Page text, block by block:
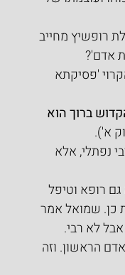
רופשיץ מחייב
אדם'?
הקרוי 'פסיקתא
ברוך הוא
א').
נפתלי, אלא
רופא וטיפל
כן. שמואל אמר
לא רבי.
הראשון. וזה